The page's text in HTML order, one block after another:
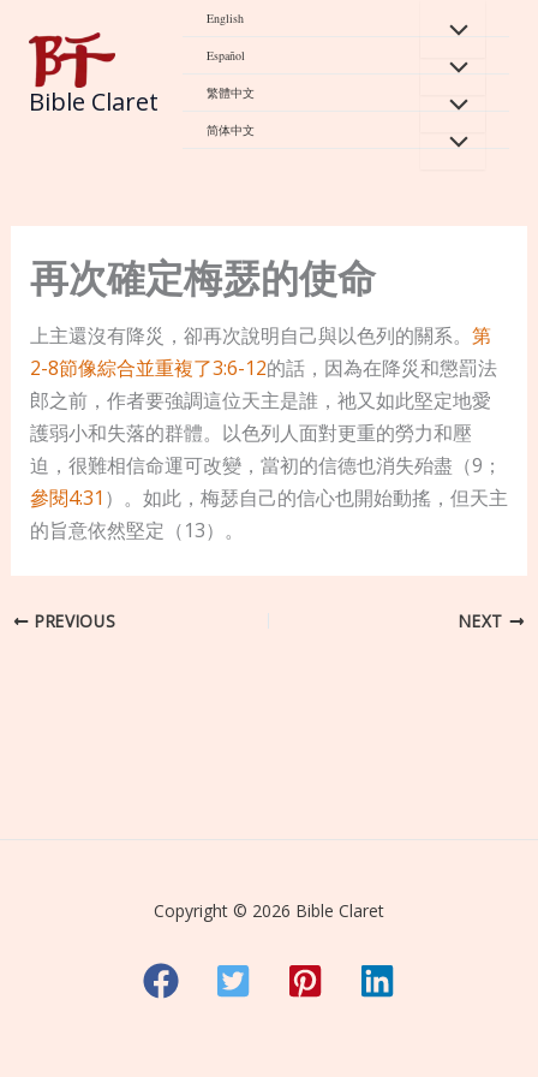
content
Bible Claret
English
Español
繁體中文
简体中文
再次確定梅瑟的使命
上主還沒有降災，卻再次說明自己與以色列的關系。 第
2-8節像綜合並重複了3:6-12的話，因為在降災和懲罰法
郎之前，作者要強調這位天主是誰，祂又如此堅定地愛
護弱小和失落的群體。以色列人面對更重的勞力和壓
迫，很難相信命運可改變，當初的信德也消失殆盡（9；
參閱4:31 ）。如此，梅瑟自己的信心也開始動搖，但天主
的旨意依然堅定（13）。
PREVIOUS NEXT
Copyright © 2026 Bible Claret